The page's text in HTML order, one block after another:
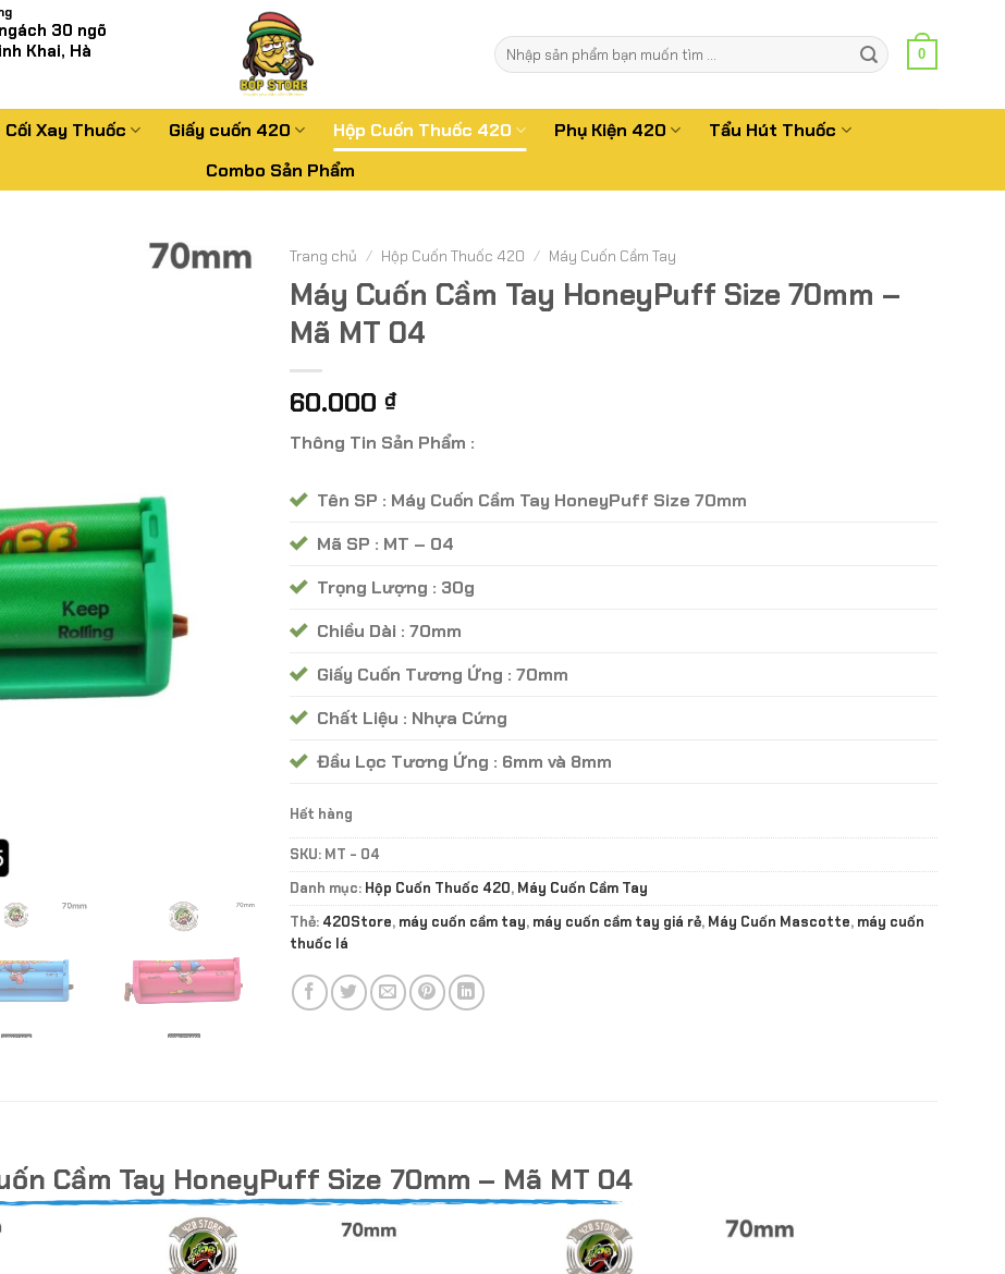
30 ngõ
Khai, Hà
Tìm
kiếm:
0
Cối Xay Thuốc Giấy cuốn 420 Hộp Cuốn Thuốc 420 Phụ Kiện 420
Tẩu Hút Thuốc
Combo Sản Phẩm
Trang chủ / Hộp Cuốn Thuốc 420 / Máy Cuốn Cầm Tay
Máy Cuốn Cầm Tay HoneyPuff Size 70mm –
Mã MT 04
60.000 ₫
Thông Tin Sản Phẩm :
Tên SP : Máy Cuốn Cầm Tay HoneyPuff Size 70mm
Mã SP : MT – 04
Trọng Lượng : 30g
Chiều Dài : 70mm
Giấy Cuốn Tương Ứng : 70mm
Chất Liệu : Nhựa Cứng
Đầu Lọc Tương Ứng : 6mm và 8mm
Hết hàng
SKU: MT - 04
Danh mục: Hộp Cuốn Thuốc 420, Máy Cuốn Cầm Tay
Thẻ: 420Store, máy cuốn cầm tay, máy cuốn cầm tay giá rẻ, Máy Cuốn Mascotte, máy cuốn
thuốc lá
Cầm Tay HoneyPuff Size 70mm – Mã MT 04